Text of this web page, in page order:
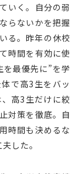
いく。自分の弱
らないかを把握
る。昨年の休校
時間を有効に使
を最優先に”を学
で高3生をバッ
高3生だけに絞
対策を徹底。自
時間も決めるな
した。